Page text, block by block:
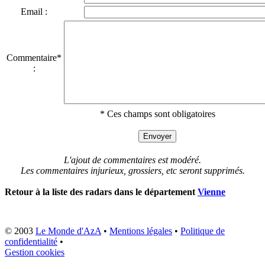
Email :
Commentaire*
:
* Ces champs sont obligatoires
L'ajout de commentaires est modéré.
Les commentaires injurieux, grossiers, etc seront supprimés.
Retour à la liste des radars dans le département Vienne
© 2003 Le Monde d'AzA • Mentions légales • Politique de
confidentialité •
Gestion cookies